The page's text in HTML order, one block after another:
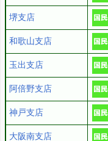
堺支店
和歌山支店
玉出支店
阿倍野支店
神戸支店
大阪南支店